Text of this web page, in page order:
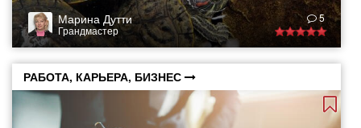
Марина Дутти
Грандмастер
5
РАБОТА, КАРЬЕРА, БИЗНЕС